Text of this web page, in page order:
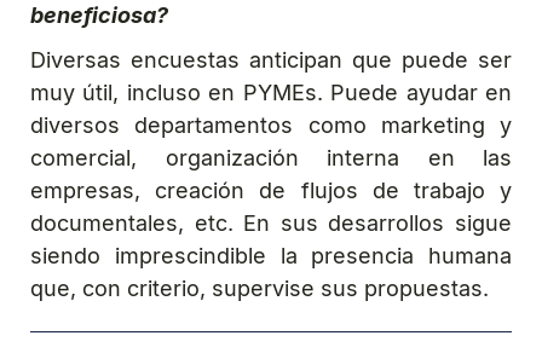
beneficiosa?
Diversas encuestas anticipan que puede ser
muy útil, incluso en PYMEs. Puede ayudar en
diversos departamentos como marketing y
comercial, organización interna en las
empresas, creación de flujos de trabajo y
documentales, etc. En sus desarrollos sigue
siendo imprescindible la presencia humana
que, con criterio, supervise sus propuestas.